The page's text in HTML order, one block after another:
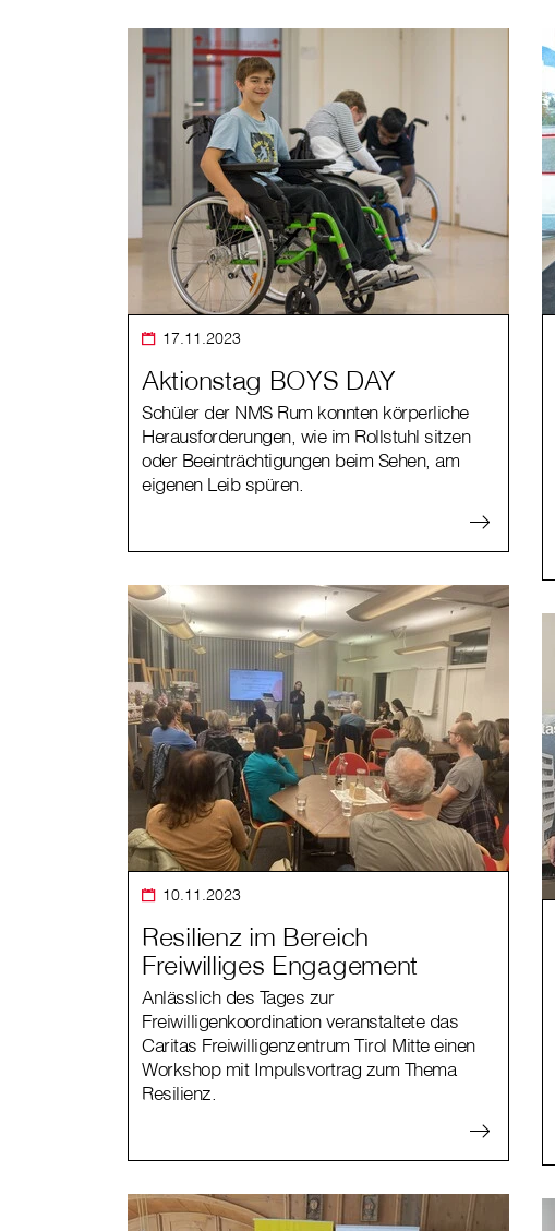
17.11.2023
Aktionstag BOYS DAY
Schüler der NMS Rum konnten körperliche
Herausforderungen, wie im Rollstuhl sitzen
oder Beeinträchtigungen beim Sehen, am
eigenen Leib spüren.
10.11.2023
Resilienz im Bereich
Freiwilliges Engagement
Anlässlich des Tages zur
Freiwilligenkoordination veranstaltete das
Caritas Freiwilligenzentrum Tirol Mitte einen
Workshop mit Impulsvortrag zum Thema
Resilienz.